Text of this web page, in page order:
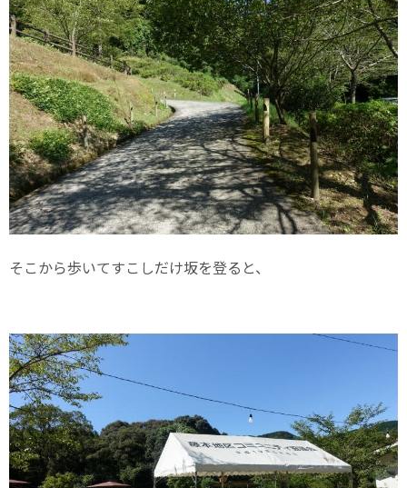
そこから歩いてすこしだけ坂を登ると、